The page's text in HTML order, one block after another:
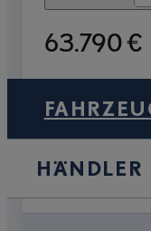
63.790 €
HÄNDLER